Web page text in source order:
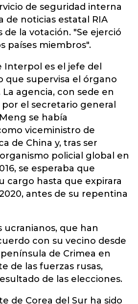
de seguridad interna
de noticias estatal RIA
de la votación. "Se ejerció
países miembros".
Interpol es el jefe del
que supervisa el órgano
agencia, con sede en
por el secretario general
se había
viceministro de
de China y, tras ser
policial global en
se esperaba que
cargo hasta que expirara
antes de su repentina
ucranianos, que han
con su vecino desde
de Crimea en
de las fuerzas rusas,
de las elecciones.
de Corea del Sur ha sido